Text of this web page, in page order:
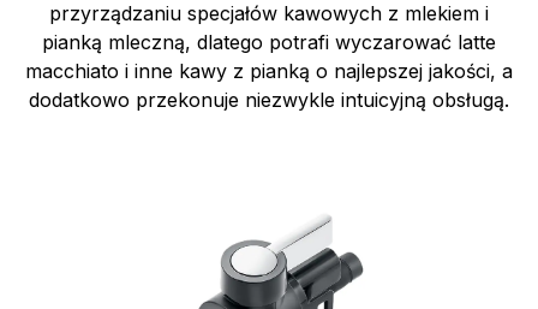
przyrządzaniu specjałów kawowych z mlekiem i
pianką mleczną, dlatego potrafi wyczarować latte
macchiato i inne kawy z pianką o najlepszej jakości, a
dodatkowo przekonuje niezwykle intuicyjną obsługą.